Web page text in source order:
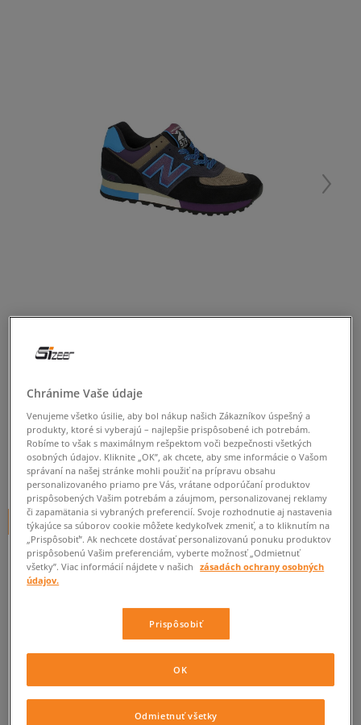
NEW BALANCE M576ENP
pánske, new balance
0.0(0)
134,95€ cena s DPH
+ 135 BODOV VSIZEERCLUBE
Informujte ma o dostupnosti
Ak bude položka opäť dostupná, dostanete od nás oznámenie.
Vyberte veľkosť
ZISTIŤ DOSTUPNOSŤ V NAŠICH KAMENNÝCH PREDAJNIACH
Chránime Vaše údaje
Venujeme všetko úsilie, aby bol nákup našich Zákazníkov úspešný a
produkty, ktoré si vyberajú – najlepšie prispôsobené ich potrebám.
Robíme to však s maximálnym rešpektom voči bezpečnosti všetkých
osobných údajov. Kliknite „OK”, ak chcete, aby sme informácie o Vašom
správaní na našej stránke mohli použiť na prípravu obsahu
personalizovaného priamo pre Vás, vrátane odporúčaní produktov
prispôsobených Vašim potrebám a záujmom, personalizovanej reklamy
či zapamätania si vybraných preferencií. Svoje rozhodnutie aj nastavenia
týkajúce sa súborov cookie môžete kedykoľvek zmeniť, a to kliknutím na
„Prispôsobiť”. Ak nechcete dostávať personalizovanú ponuku produktov
prispôsobenú Vašim preferenciám, vyberte možnosť „Odmietnuť
všetky”. Viac informácií nájdete v našich
zásadách ochrany osobných
údajov.
Prispôsobiť
Odmietnuť všetky
OK